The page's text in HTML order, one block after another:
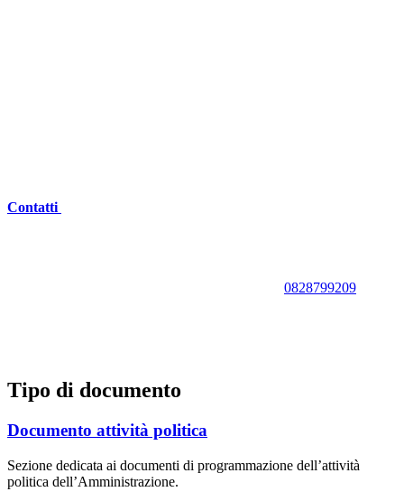
Contatti
0828799209
Tipo di documento
Documento attività politica
Sezione dedicata ai documenti di programmazione dell’attività
politica dell’Amministrazione.